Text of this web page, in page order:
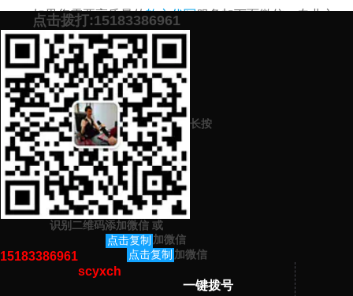
如果您需要高质量的软文代写服务加下面微信，专业文
案人员一对一服务，不满意不收费。
预约营销老师 添加微信号：scyxch
案！
上一篇：新公司品牌推广怎么做（品牌推广策略看这里）
下一篇：企业如何进行品牌推广（知名度提升）
猜你感兴趣的内容
暂无相关文章！
点击拨打:15183386961
长按
识别二维码添加微信 或
点击复制
15183386961
加微信
点击复制
scyxch
加微信
一键拨号